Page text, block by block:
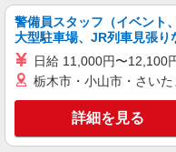
キープ
派遣社員
株式会社kotrio /●FK-H-
≪太宰府
に合うデ
時給
警備員スタッフ（イベント
大型駐車場、JR列車見張り
日給 11,000円〜12,100
栃木市・小山市・さい
詳細を見る